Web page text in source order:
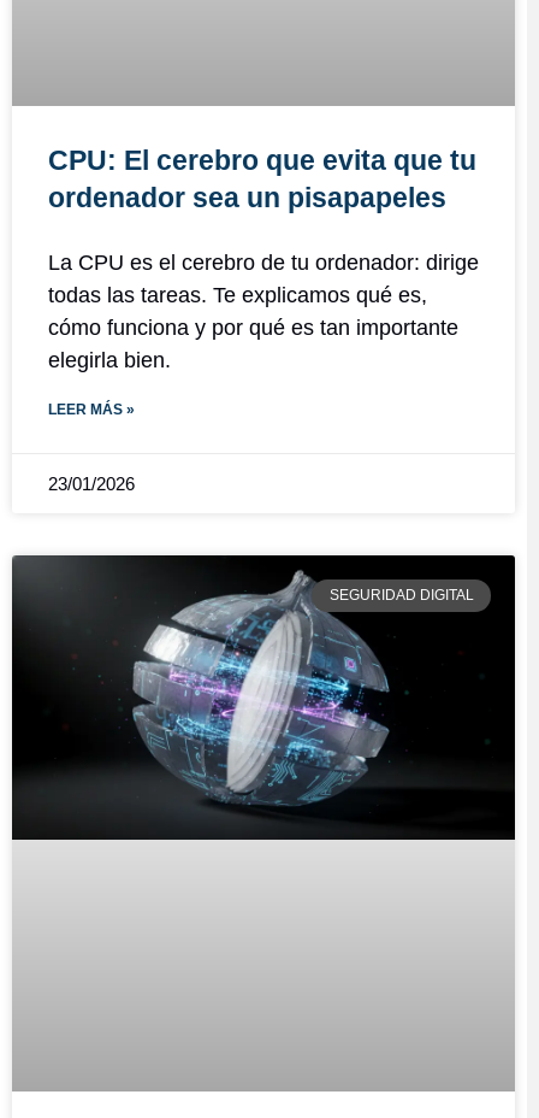
CPU: El cerebro que evita que tu
ordenador sea un pisapapeles
La CPU es el cerebro de tu ordenador: dirige
todas las tareas. Te explicamos qué es,
cómo funciona y por qué es tan importante
elegirla bien.
LEER MÁS »
23/01/2026
SEGURIDAD DIGITAL